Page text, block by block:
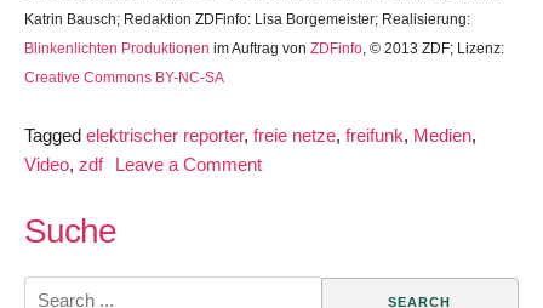
Katrin Bausch; Redaktion ZDFinfo: Lisa Borgemeister; Realisierung:
Blinkenlichten Produktionen im Auftrag von ZDFinfo, © 2013 ZDF; Lizenz:
Creative Commons BY-NC-SA
Tagged elektrischer reporter, freie netze, freifunk, Medien,
Video, zdf Leave a Commenton
Suche
Search